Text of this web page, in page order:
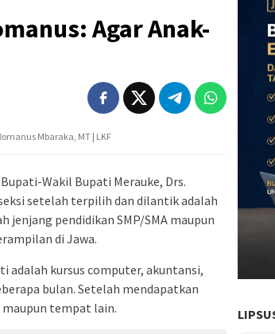
Agar Anak-
Mbaraka, MT | LKF
Wakil Bupati Merauke, Drs.
setelah terpilih dan dilantik adalah
pendidikan SMP/SMA maupun
di Jawa.
adalah kursus computer, akuntansi,
bulan. Setelah mendapatkan
tempat lain.